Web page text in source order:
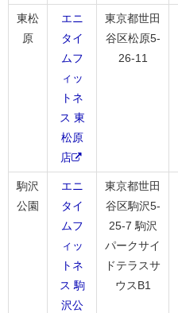
東松
原
エニ
タイ
ムフ
ィッ
トネ
ス 東
松原
店
東京都世田
谷区松原5-
26-11
駒沢
公園
エニ
タイ
ムフ
ィッ
トネ
ス 駒
沢公
東京都世田
谷区駒沢5-
25-7 駒沢
パークサイ
ドテラスサ
ウスB1